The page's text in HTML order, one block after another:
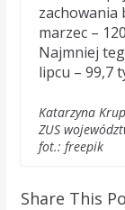
zachowania
marzec –
Najmniej
lipcu – 99,7
Katarzyna
ZUS
fot.: freepik
Share This